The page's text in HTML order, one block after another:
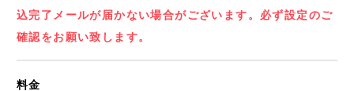
込完了メールが届かない場合がございます。必ず設定のご
確認をお願い致します。
料金